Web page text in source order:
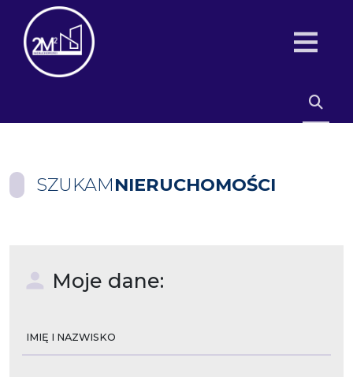
SZUKAMNIERUCHOMOŚCI
Moje dane:
IMIĘ I NAZWISKO